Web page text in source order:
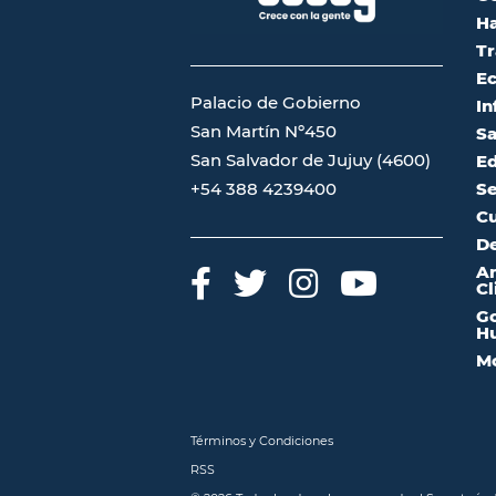
Palacio de Gobierno
San Martín Nº450
San Salvador de Jujuy (4600)
+54 388 4239400
Términos y Condiciones
RSS